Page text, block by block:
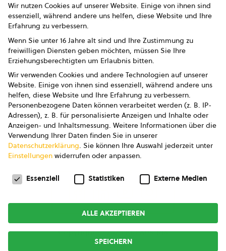
Presse
Impressum
Datenschutz
AGB
AGB Marketing GmbH
AGB Bildung
Newsletter
Copyright © 2026bio austria
Wir nutzen Cookies auf unserer Website. Einige von ihnen sind
essenziell, während andere uns helfen, diese Website und Ihre
Erfahrung zu verbessern.
Wenn Sie unter 16 Jahre alt sind und Ihre Zustimmung zu
freiwilligen Diensten geben möchten, müssen Sie Ihre
Erziehungsberechtigten um Erlaubnis bitten.
Wir verwenden Cookies und andere Technologien auf unserer
Website. Einige von ihnen sind essenziell, während andere uns
helfen, diese Website und Ihre Erfahrung zu verbessern.
Personenbezogene Daten können verarbeitet werden (z. B. IP-
Adressen), z. B. für personalisierte Anzeigen und Inhalte oder
Anzeigen- und Inhaltsmessung. Weitere Informationen über die
Verwendung Ihrer Daten finden Sie in unserer
Datenschutzerklärung. Sie können Ihre Auswahl jederzeit unter
Einstellungen widerrufen oder anpassen.
Datenschutzeinstellungen
Essenziell Statistiken Externe Medien
ALLE AKZEPTIEREN
SPEICHERN